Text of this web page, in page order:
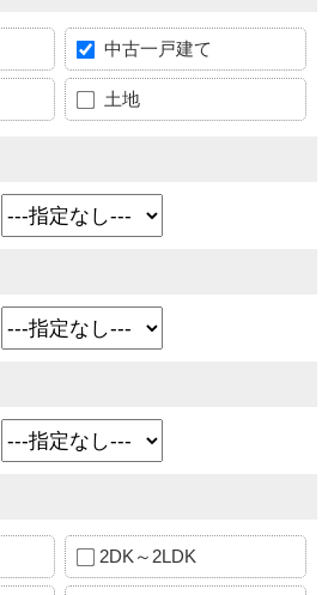
中古一戸建て
土地
2DK～2LDK